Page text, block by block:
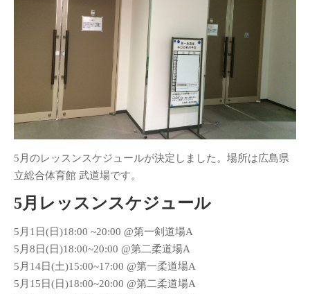
SAMURAI CAPOEIRA 広島
クラス情報
レッスンスケジュール
指導者紹介
昇級・帯のシステム
料金体制・規約
オフィシャルHP
SAMURAI CAPOEIRA 福岡
SAMURAI CAPOEIRA 山口
Youtube動画チャンネル
Top
5月のレッスンスケジュールが決定しました。場所は広島県
立総合体育館 武道場です。
5月レッスンスケジュール
5月1日(日)18:00 ~20:00 @第一剣道場A
5月8日(日)18:00~20:00 @第二柔道場A
5月14日(土)15:00~17:00 @第一柔道場A
5月15日(日)18:00~20:00 @第二柔道場A